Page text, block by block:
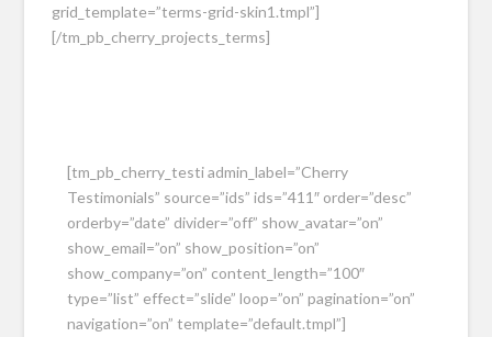
grid_template=”terms-grid-skin1.tmpl”]
[/tm_pb_cherry_projects_terms]
[tm_pb_cherry_testi admin_label=”Cherry
Testimonials” source=”ids” ids=”411″ order=”desc”
orderby=”date” divider=”off” show_avatar=”on”
show_email=”on” show_position=”on”
show_company=”on” content_length=”100″
type=”list” effect=”slide” loop=”on” pagination=”on”
navigation=”on” template=”default.tmpl”]